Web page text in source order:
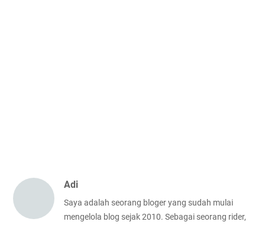
Adi
Saya adalah seorang bloger yang sudah mulai
mengelola blog sejak 2010. Sebagai seorang rider,